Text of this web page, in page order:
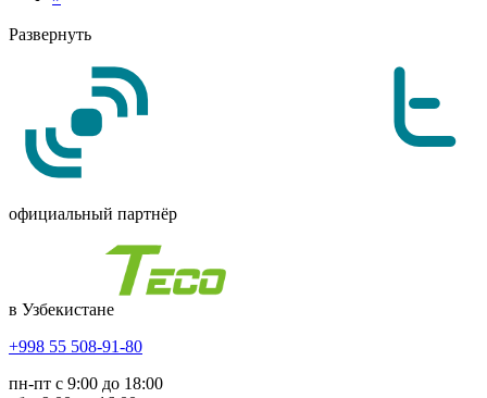
Развернуть
официальный партнёр
в Узбекистане
+998 55 508-91-80
пн-пт с 9:00 до 18:00